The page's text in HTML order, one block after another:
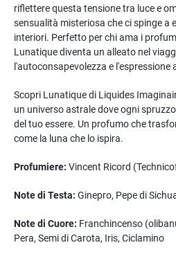
riflettere questa tensione tra luce e
sensualità misteriosa che ci spinge a
interiori. Perfetto per chi ama i
Lunatique diventa un alleato nel
l'autoconsapevolezza e l'espressione
Scopri Lunatique di Liquides
un universo astrale dove ogni
del tuo essere. Un profumo che
come la luna che lo ispira.
Profumiere: Vincent Ricord
Note di Testa: Ginepro, Pepe di
Note di Cuore: Franchincenso
Pera, Semi di Carota, Iris, Ciclamino